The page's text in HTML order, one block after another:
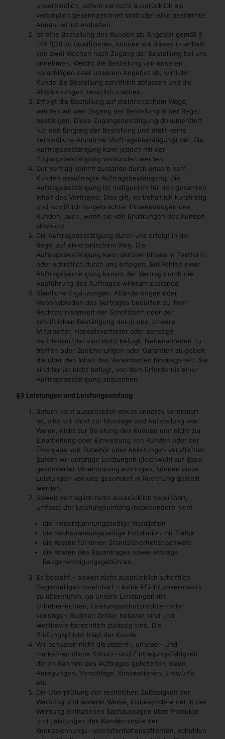
unverbindlich, sofern sie nicht ausdrücklich als
verbindlich gekennzeichnet sind oder eine bestimmte
Annahmefrist enthalten.
Ist eine Bestellung des Kunden als Angebot gemäß §
145 BGB zu qualifizieren, können wir dieses innerhalb
von zwei Wochen nach Zugang der Bestellung bei uns
annehmen. Weicht die Bestellung von unseren
Vorschlägen oder unserem Angebot ab, wird der
Kunde die Bestellung schriftlich abfassen und die
Abweichungen kenntlich machen.
Erfolgt die Bestellung auf elektronischem Wege,
werden wir den Zugang der Bestellung in der Regel
bestätigen. Diese Zugangsbestätigung dokumentiert
nur den Eingang der Bestellung und stellt keine
verbindliche Annahme (Auftragsbestätigung) dar. Die
Auftragsbestätigung kann jedoch mit der
Zugangsbestätigung verbunden werden.
Der Vertrag kommt zustande durch unsere vom
Kunden beauftragte Auftragsbestätigung. Die
Auftragsbestätigung ist maßgeblich für den gesamten
Inhalt des Vertrages. Dies gilt, vorbehaltlich kurzfristig
und schriftlich vorgebrachter Einwendungen des
Kunden, auch, wenn sie von Erklärungen des Kunden
abweicht.
Die Auftragsbestätigung durch uns erfolgt in der
Regel auf elektronischem Weg. Die
Auftragsbestätigung kann darüber hinaus in Textform
oder schriftlich durch uns erfolgen. Bei Fehlen einer
Auftragsbestätigung kommt der Vertrag durch die
Ausführung des Auftrages wirksam zustande.
Sämtliche Ergänzungen, Abänderungen oder
Nebenabreden des Vertrages bedürfen zu ihrer
Rechtswirksamkeit der Schriftform oder der
schriftlichen Bestätigung durch uns. Unsere
Mitarbeiter, Handelsvertreter oder sonstige
Vertriebsmittler sind nicht befugt, Nebenabreden zu
treffen oder Zusicherungen oder Garantien zu geben,
die über den Inhalt des Vereinbarten hinausgehen. Sie
sind ferner nicht befugt, von dem Erfordernis einer
Auftragsbestätigung abzusehen.
§3 Leistungen und Leistungsumfang
Sofern nicht ausdrücklich etwas anderes vereinbart
ist, sind wir nicht zur Montage und Aufstellung von
Waren, nicht zur Beratung des Kunden und nicht zur
Einarbeitung oder Einweisung von Kunden oder der
Übergabe von Zubehör oder Anleitungen verpflichtet.
Sofern wir derartige Leistungen gleichwohl auf Basis
gesonderter Vereinbarung erbringen, können diese
Leistungen von uns gesondert in Rechnung gestellt
werden.
Soweit vertraglich nicht ausdrücklich vereinbart,
umfasst der Leistungsumfang insbesondere nicht
die niederspannungsseitige Installation
die hochspannungsseitige Installation mit Trafos
die Kosten für einen Standsicherheitsnachweis
die Kosten des Bauantrages sowie etwaige
Baugenehmigungsgebühren.
Es besteht – soweit nicht ausdrücklich schriftlich
Gegenteiliges vereinbart – keine Pflicht unsererseits
zu überprüfen, ob unsere Leistungen mit
Urheberrechten, Leistungsschutzrechten oder
sonstigen Rechten Dritter belastet sind und
wettbewerbsrechtlich zulässig sind. Die
Prüfungspflicht trägt der Kunde.
Wir schulden nicht die patent-, urheber- und
markenrechtliche Schutz- und Eintragungsfähigkeit
der im Rahmen des Auftrages gelieferten Ideen,
Anregungen, Vorschläge, Konzeptionen, Entwürfe
etc..
Die Überprüfung der rechtlichen Zulässigkeit der
Werbung und anderer Werke, insbesondere der in der
Werbung enthaltenen Sachaussagen über Produkte
und Leistungen des Kunden sowie der
Kennzeichnungs- und Informationspflichten, schulden